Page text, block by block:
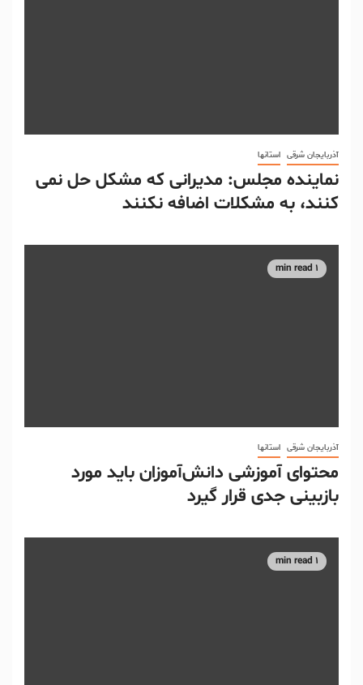
آذربایجان شرقی استانها
نماینده مجلس: مدیرانی که مشکل حل نمی
کنند، به مشکلات اضافه نکنند
1 min read
آذربایجان شرقی استانها
محتوای آموزشی دانش‌آموزان باید مورد
بازبینی جدی قرار گیرد
1 min read